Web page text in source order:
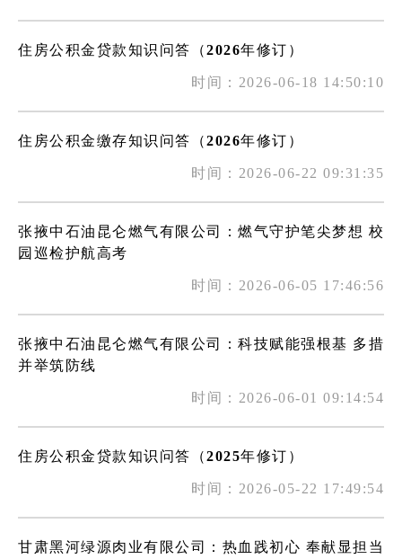
住房公积金贷款知识问答（2026年修订）
时间：2026-06-18 14:50:10
住房公积金缴存知识问答（2026年修订）
时间：2026-06-22 09:31:35
张掖中石油昆仑燃气有限公司：燃气守护笔尖梦想 校
园巡检护航高考
时间：2026-06-05 17:46:56
张掖中石油昆仑燃气有限公司：科技赋能强根基 多措
并举筑防线
时间：2026-06-01 09:14:54
住房公积金贷款知识问答（2025年修订）
时间：2026-05-22 17:49:54
甘肃黑河绿源肉业有限公司：热血践初心 奉献显担当